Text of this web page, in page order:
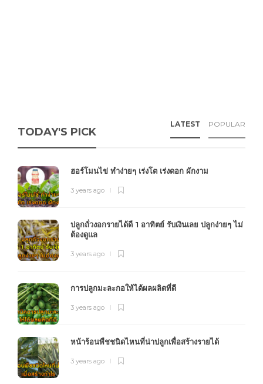
TODAY'S PICK
LATEST POPULAR
ฮอร์โมนไข่ ทำง่ายๆ เร่งโต เร่งดอก ผักงาม
3 years ago
ปลูกถั่วงอกรายได้ดี 1 อาทิตย์ รับเงินเลย ปลูกง่ายๆ ไม่
ต้องดูแล
3 years ago
การปลูกมะละกอให้ได้ผลผลิตที่ดี
3 years ago
หน้าร้อนพืชชนิดไหนที่น่าปลูกเพื่อสร้างรายได้
3 years ago